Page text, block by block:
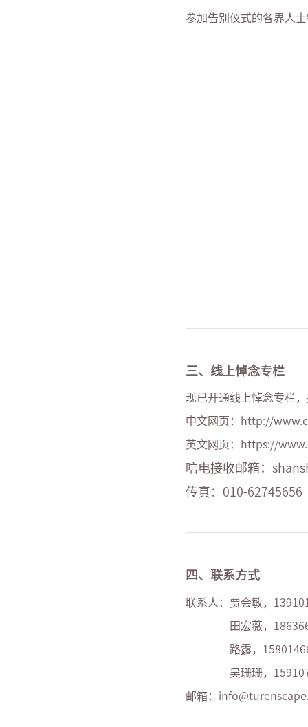
参加告别仪式的各界人
三、线上悼念专栏
现已开通线上悼念专栏
中文网页：
http://
英文网页： https://
唁电接收邮箱：
传真： 010-62745656
四、联系方式
联系人：贾会敏，
田宏薇，
路露，
吴珊珊，
邮箱：